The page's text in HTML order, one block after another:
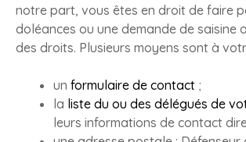
notre part, vous êtes en droit de faire
doléances ou une demande de saisine
des droits. Plusieurs moyens sont à
un formulaire de contact ;
la liste du ou des délégués de
leurs informations de contact